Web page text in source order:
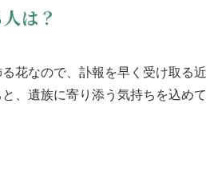
は？
花なので、訃報を早く受け取る
、遺族に寄り添う気持ちを込めて